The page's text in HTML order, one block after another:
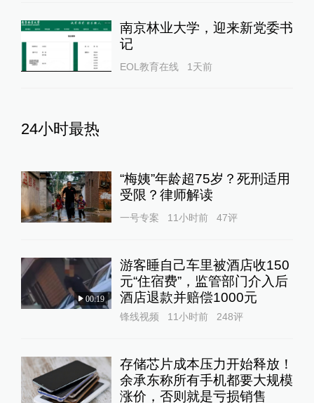
南京林业大学，迎来新党委书
记
EOL教育在线 1天前
24小时最热
“梅姨”年龄超75岁？死刑适用
受限？律师解读
一号专案 11小时前 47评
00:19
游客睡自己车里被酒店收150
元“住宿费”，监管部门介入后
酒店退款并赔偿1000元
锋线视频 11小时前 248评
存储芯片成本压力开始释放！
余承东称所有手机都要大规模
涨价，否则就是亏损销售